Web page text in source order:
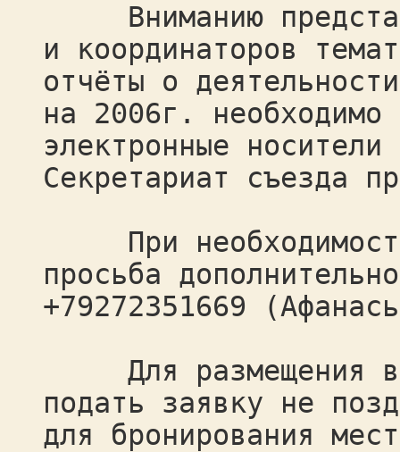
Вниманию
и координаторов
отчёты о
на 2006г. необходимо
электронные
Секретариат съезда
При необходимости
просьба
+79272351669
Для размещения в
подать заявку не
для бронирования